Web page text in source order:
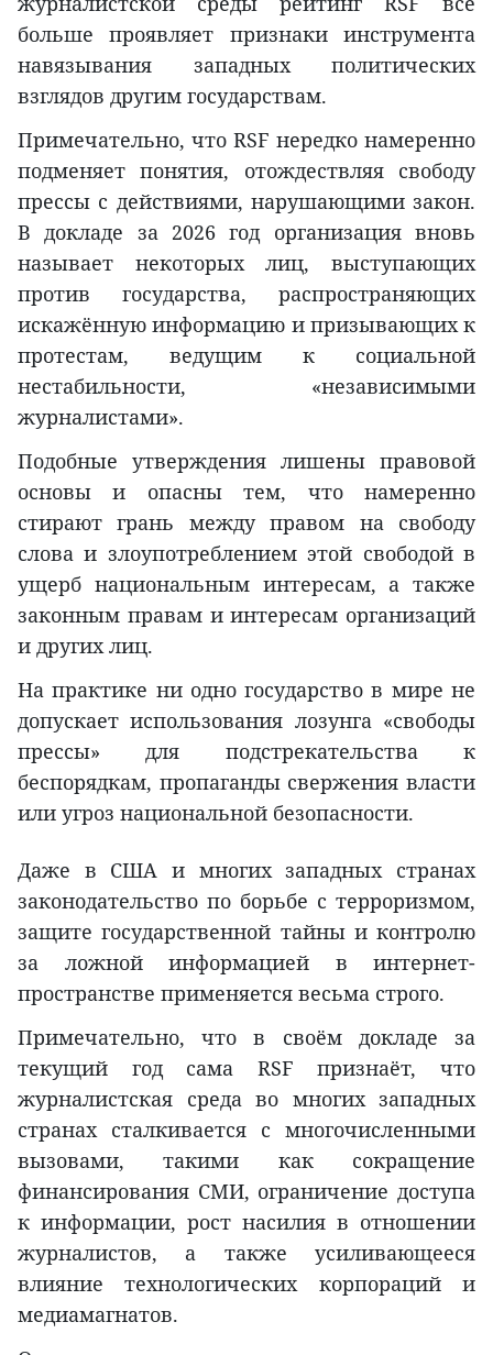
больше проявляет признаки инструмента
навязывания западных политических
взглядов другим государствам.
Примечательно, что RSF нередко намеренно
подменяет понятия, отождествляя свободу
прессы с действиями, нарушающими закон.
В докладе за 2026 год организация вновь
называет некоторых лиц, выступающих
против государства, распространяющих
искажённую информацию и призывающих к
протестам, ведущим к социальной
нестабильности, «независимыми
журналистами».
Подобные утверждения лишены правовой
основы и опасны тем, что намеренно
стирают грань между правом на свободу
слова и злоупотреблением этой свободой в
ущерб национальным интересам, а также
законным правам и интересам организаций
и других лиц.
На практике ни одно государство в мире не
допускает использования лозунга «свободы
прессы» для подстрекательства к
беспорядкам, пропаганды свержения власти
или угроз национальной безопасности.
Даже в США и многих западных странах
законодательство по борьбе с терроризмом,
защите государственной тайны и контролю
за ложной информацией в интернет-
пространстве применяется весьма строго.
Примечательно, что в своём докладе за
текущий год сама RSF признаёт, что
журналистская среда во многих западных
странах сталкивается с многочисленными
вызовами, такими как сокращение
финансирования СМИ, ограничение доступа
к информации, рост насилия в отношении
журналистов, а также усиливающееся
влияние технологических корпораций и
медиамагнатов.